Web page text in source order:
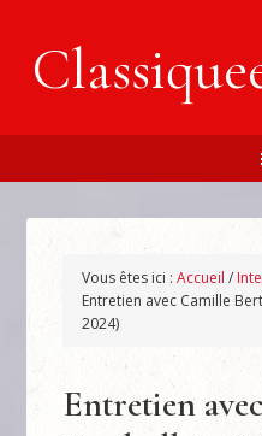
Vous êtes ici :Accueil /
Entretien avec Camille
2024)
Entretien